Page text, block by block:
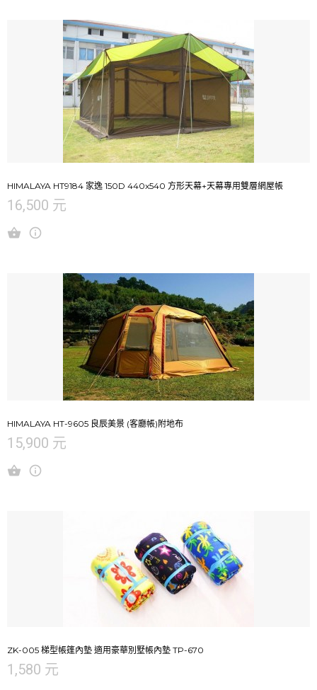
HIMALAYA HT9184 家逸 150D 440x540 方形天幕+天幕專用雙層網屋帳
16,500 元
HIMALAYA HT-9605 良辰美景 (客廳帳)附地布
15,900 元
ZK-005 梯型帳篷內墊 適用豪華別墅帳內墊 TP-670
1,580 元